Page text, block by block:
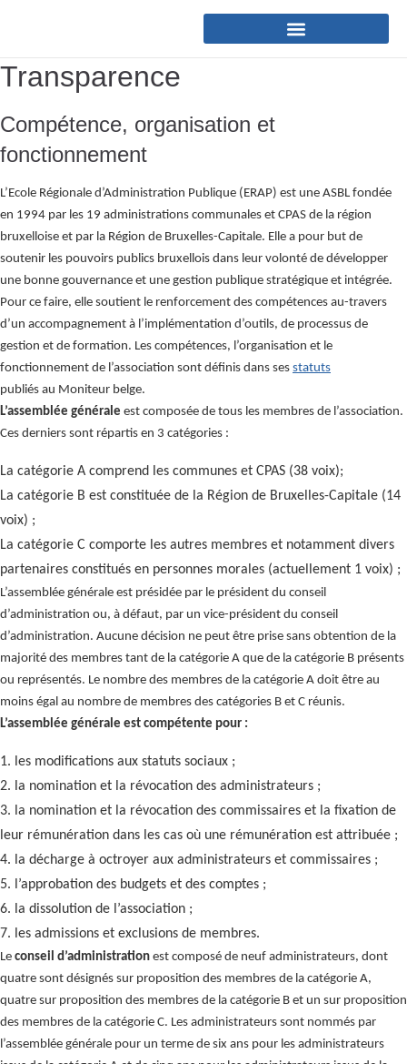
Transparence
Compétence, organisation et
fonctionnement
L’Ecole Régionale d’Administration Publique (ERAP) est une ASBL fondée
en 1994 par les 19 administrations communales et CPAS de la région
bruxelloise et par la Région de Bruxelles-Capitale. Elle a pour but de
soutenir les pouvoirs publics bruxellois dans leur volonté de développer
une bonne gouvernance et une gestion publique stratégique et intégrée.
Pour ce faire, elle soutient le renforcement des compétences au-travers
d’un accompagnement à l’implémentation d’outils, de processus de
gestion et de formation. Les compétences, l’organisation et le
fonctionnement de l’association sont définis dans ses statuts
publiés au Moniteur belge.
L’assemblée générale est composée de tous les membres de l’association.
Ces derniers sont répartis en 3 catégories :
La catégorie A comprend les communes et CPAS (38 voix);
La catégorie B est constituée de la Région de Bruxelles-Capitale (14
voix) ;
La catégorie C comporte les autres membres et notamment divers
partenaires constitués en personnes morales (actuellement 1 voix) ;
L’assemblée générale est présidée par le président du conseil
d’administration ou, à défaut, par un vice-président du conseil
d’administration. Aucune décision ne peut être prise sans obtention de la
majorité des membres tant de la catégorie A que de la catégorie B présents
ou représentés. Le nombre des membres de la catégorie A doit être au
moins égal au nombre de membres des catégories B et C réunis.
L’assemblée générale est compétente pour :
1. les modifications aux statuts sociaux ;
2. la nomination et la révocation des administrateurs ;
3. la nomination et la révocation des commissaires et la fixation de
leur rémunération dans les cas où une rémunération est attribuée ;
4. la décharge à octroyer aux administrateurs et commissaires ;
5. l’approbation des budgets et des comptes ;
6. la dissolution de l’association ;
7. les admissions et exclusions de membres.
Le conseil d’administration est composé de neuf administrateurs, dont
quatre sont désignés sur proposition des membres de la catégorie A,
quatre sur proposition des membres de la catégorie B et un sur proposition
des membres de la catégorie C. Les administrateurs sont nommés par
l’assemblée générale pour un terme de six ans pour les administrateurs